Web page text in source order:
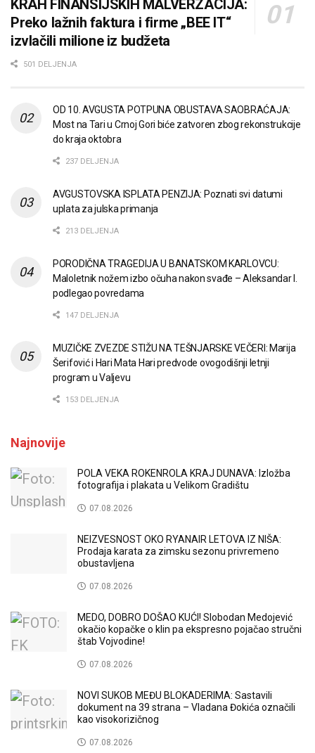
KRAH FINANSIJSKIH MALVERZACIJA:
Preko lažnih faktura i firme „BEE IT“
izvlačili milione iz budžeta
501 DELJENJA
OD 10. AVGUSTA POTPUNA OBUSTAVA SAOBRAĆAJA:
Most na Tari u Crnoj Gori biće zatvoren zbog rekonstrukcije
do kraja oktobra
237 DELJENJA
AVGUSTOVSKA ISPLATA PENZIJA: Poznati svi datumi
uplata za julska primanja
213 DELJENJA
PORODIČNA TRAGEDIJA U BANATSKOM KARLOVCU:
Maloletnik nožem izbo očuha nakon svađe – Aleksandar I.
podlegao povredama
147 DELJENJA
MUZIČKE ZVEZDE STIŽU NA TEŠNJARSKE VEČERI: Marija
Šerifović i Hari Mata Hari predvode ovogodišnji letnji
program u Valjevu
153 DELJENJA
Najnovije
POLA VEKA ROKENROLA KRAJ DUNAVA: Izložba
fotografija i plakata u Velikom Gradištu
07.08.2026
NEIZVESNOST OKO RYANAIR LETOVA IZ NIŠA:
Prodaja karata za zimsku sezonu privremeno
obustavljena
07.08.2026
MEDO, DOBRO DOŠAO KUĆI! Slobodan Medojević
okačio kopačke o klin pa ekspresno pojačao stručni
štab Vojvodine!
07.08.2026
NOVI SUKOB MEĐU BLOKADERIMA: Sastavili
dokument na 39 strana – Vladana Đokića označili
kao visokorizičnog
07.08.2026